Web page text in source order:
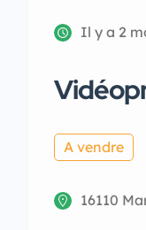
Il y a 2
A vendre
16110